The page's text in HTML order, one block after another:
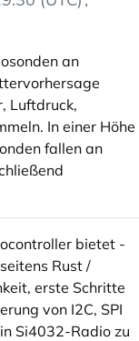
an
Luftdruck,
In einer Höhe
fallen an
bietet -
Rust /
erste Schritte
von I2C, SPI
Si4032-Radio zu